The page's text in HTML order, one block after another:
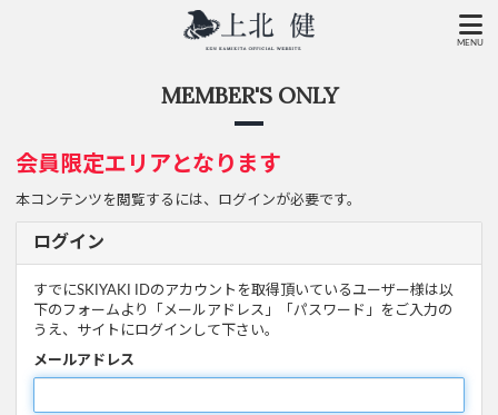
MENU
MEMBER'S ONLY
会員限定エリアとなります
本コンテンツを閲覧するには、ログインが必要です。
ログイン
すでにSKIYAKI IDのアカウントを取得頂いているユーザー様は以
下のフォームより「メールアドレス」「パスワード」をご入力の
うえ、サイトにログインして下さい。
メールアドレス